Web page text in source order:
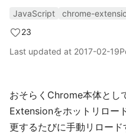
JavaScript
chrome-
23
Last updated at 2017-02-19
おそらくChrome本体とし
Extensionをホットリロー
更するたびに手動リロー